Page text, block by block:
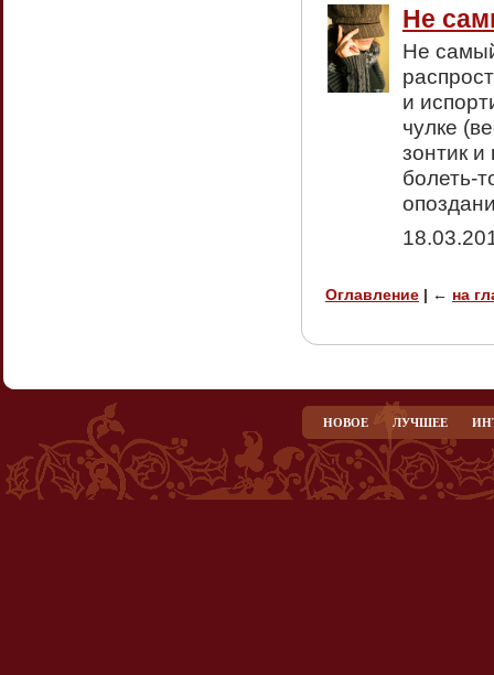
Не
Не
и
чулке
зонтик
болеть-
Оглавление | ← на
НОВОЕ ЛУЧШЕЕ